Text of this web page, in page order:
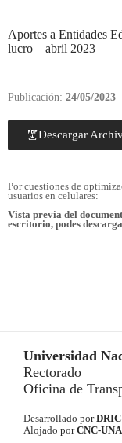
Aportes a Entidades
lucro – abril 2023
Publicación: 24/05/2023
Descargar
Por cuestiones de
usuarios en celulares:
Vista previa del
escritorio, podes
Universidad
Rectorado
Oficina de
Desarrollado por
Alojado porCNC-UNA